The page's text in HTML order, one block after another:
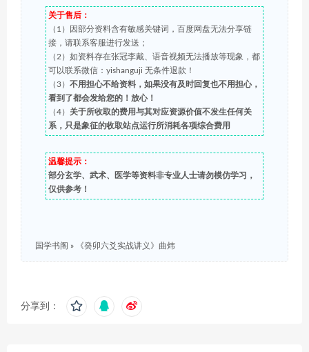
关于售后：
（1）因部分资料含有敏感关键词，百度网盘无法分享链
接，请联系客服进行发送；
（2）如资料存在张冠李戴、语音视频无法播放等现象，都
可以联系微信：yishanguji 无条件退款！
（3） 不用担心不给资料，如果没有及时回复也不用担心，
看到了都会发给您的！放心！
（4） 关于所收取的费用与其对应资源价值不发生任何关
系，只是象征的收取站点运行所消耗各项综合费用
温馨提示：
部分玄学、武术、医学等资料非专业人士请勿模仿学习，
仅供参考！
国学书阁 » 《癸卯六爻实战讲义》曲炜
分享到：